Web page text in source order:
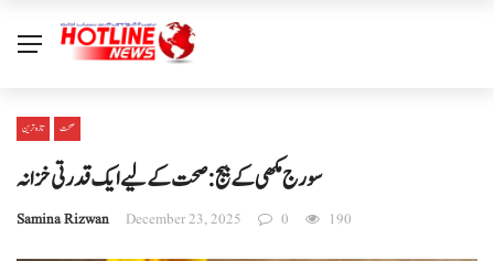
تازہ ترین صحت
سورج مکھی کے بیج: صحت کے لیے ایک قدرتی خزانہ
Samina Rizwan December 23, 2025 0 190